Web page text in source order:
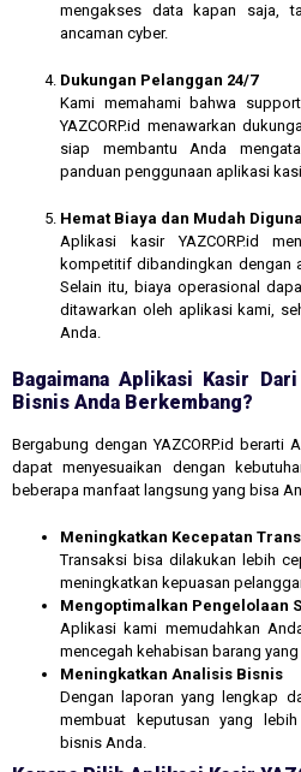
mengakses data kapan saja,
ancaman cyber.
Dukungan Pelanggan 24/7
Kami memahami bahwa
YAZCORP.id menawarkan
siap membantu Anda
panduan penggunaan aplikasi
Hemat Biaya dan Mudah
Aplikasi kasir YAZCORP.id
kompetitif dibandingkan dengan
Selain itu, biaya operasional
ditawarkan oleh aplikasi kami,
Anda.
Bagaimana Aplikasi Kasir
Bisnis Anda Berkembang?
Bergabung dengan YAZCORP.id berarti
dapat menyesuaikan dengan
beberapa manfaat langsung yang bisa
Meningkatkan Kecepatan
Transaksi bisa dilakukan lebih
meningkatkan kepuasan
Mengoptimalkan Pengelolaan
Aplikasi kami memudahkan
mencegah kehabisan barang
Meningkatkan Analisis Bisnis
Dengan laporan yang lengkap
membuat keputusan yang
bisnis Anda.